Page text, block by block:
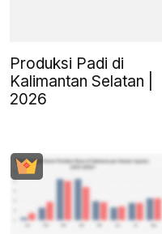
Produksi Padi di
Kalimantan Selatan |
2026